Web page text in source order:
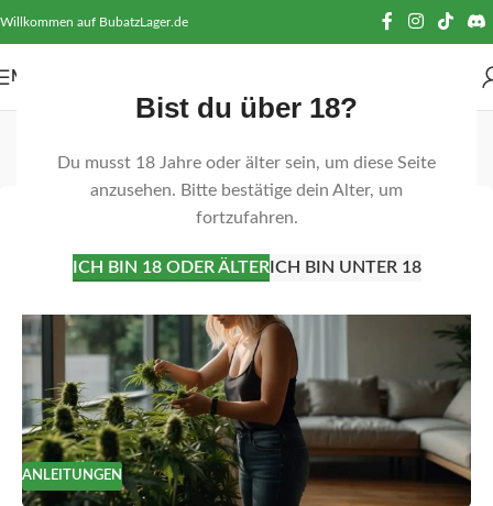
Bist du über 18?
Du musst 18 Jahre oder älter sein, um diese Seite
anzusehen. Bitte bestätige dein Alter, um
fortzufahren.
ICH BIN 18 ODER ÄLTERICH BIN UNTER 18
Willkommen auf BubatzLager.de
MENÜ
Startseite Beiträge mit Schlagwort "Pistillen"
ANLEITUNGEN